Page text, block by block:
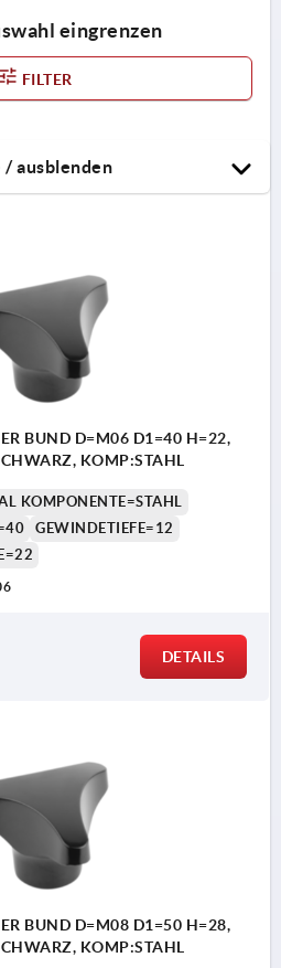
eingrenzen
FILTER
/ ausblenden
BUND D=M06 D1=40 H=22,
KOMP:STAHL
KOMPONENTE=STAHL
GEWINDETIEFE=12
DETAILS
BUND D=M08 D1=50 H=28,
KOMP:STAHL